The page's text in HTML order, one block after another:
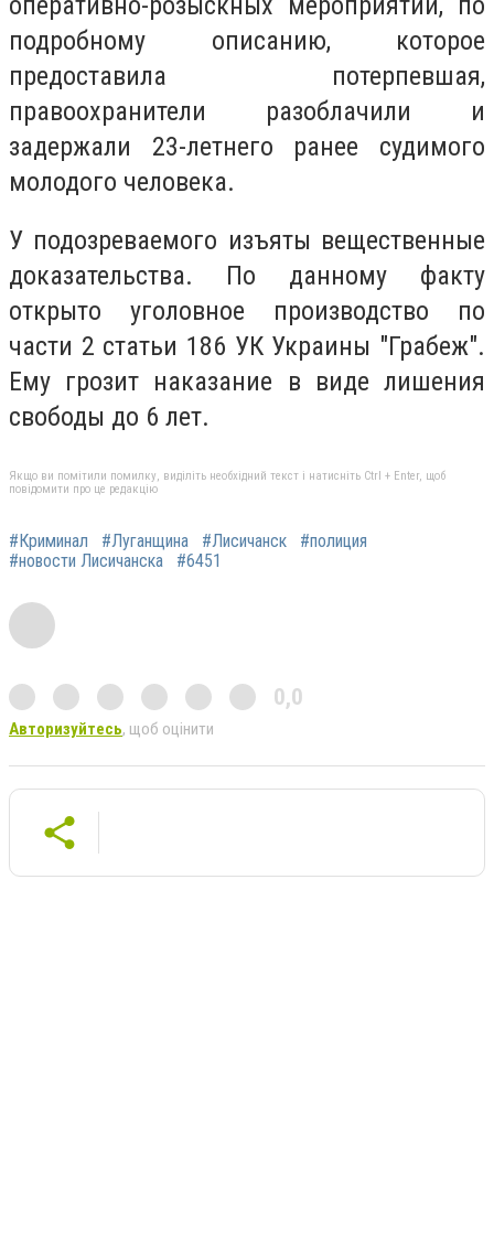
подробному описанию, которое
предоставила потерпевшая,
правоохранители разоблачили и
задержали 23-летнего ранее судимого
молодого человека.
У подозреваемого изъяты вещественные
доказательства. По данному факту
открыто уголовное производство по
части 2 статьи 186 УК Украины "Грабеж".
Ему грозит наказание в виде лишения
свободы до 6 лет.
Якщо ви помітили помилку, виділіть необхідний текст і натисніть Ctrl + Enter, щоб
повідомити про це редакцію
#Криминал #Луганщина #Лисичанск
#полиция
#новости Лисичанска
#6451
0,0
Авторизуйтесь, щоб оцінити